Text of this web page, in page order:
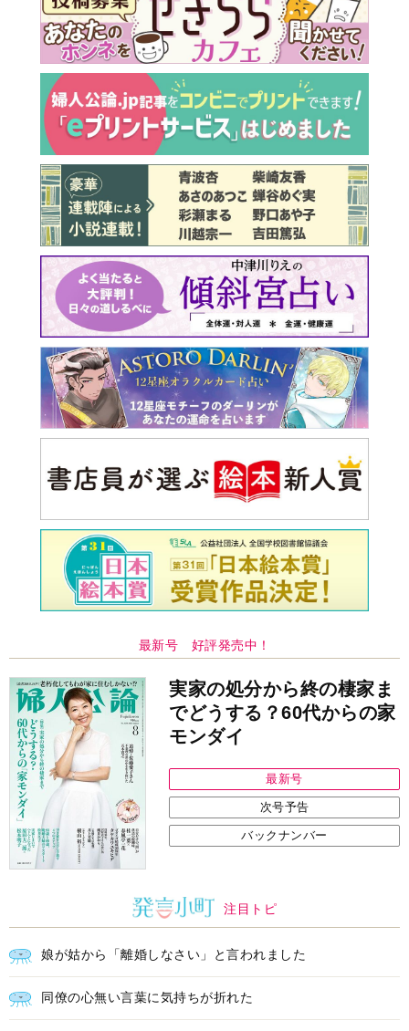
最新号 好評発売中！
実家の処分から終の棲家ま
でどうする？60代からの家
モンダイ
最新号
次号予告
バックナンバー
注目トピ
娘が姑から「離婚しなさい」と言われました
同僚の心無い言葉に気持ちが折れた